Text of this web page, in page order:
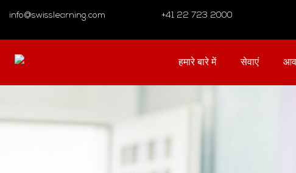
info@swisslearning.com +41 22 723 2000
हमारे बारे में सेवाएं